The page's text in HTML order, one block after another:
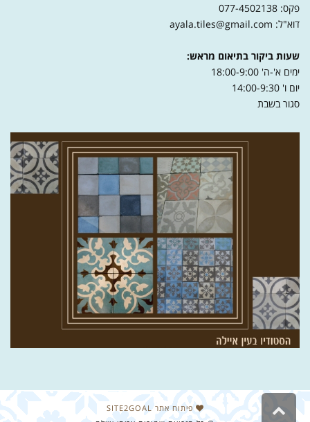
פקס: 077-4502138
דוא"ל: ayala.tiles@gmail.com
שעות ביקור בתיאום מראש:
ימים א'-ה' 18:00-9:00
יום ו' 14:00-9:30
סגור בשבת
פיתוח אתר SITE2GOAL
גלילה